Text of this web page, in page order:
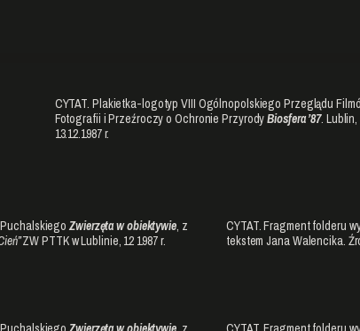
CYTAT. Plakietka-logotyp VIII Ogólnopolskiego Przeglądu
Fotografii i Przeźroczy o Ochronie PrzyrodyBiosfera ’87. Lublin,
13.12.1987 r.
PuchalskiegoZwierzęta w obiektywie, z
ZW PTTK w Lublinie, 12 1987 r.
CYTAT. Fragment folderu
tekstem Jana Walencika.